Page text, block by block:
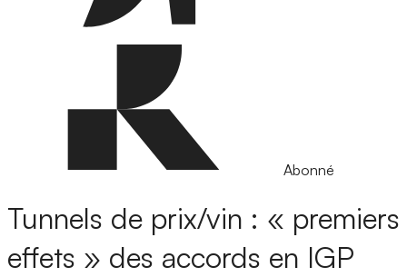
Abonné
Tunnels de prix/vin : « premiers
effets » des accords en IGP